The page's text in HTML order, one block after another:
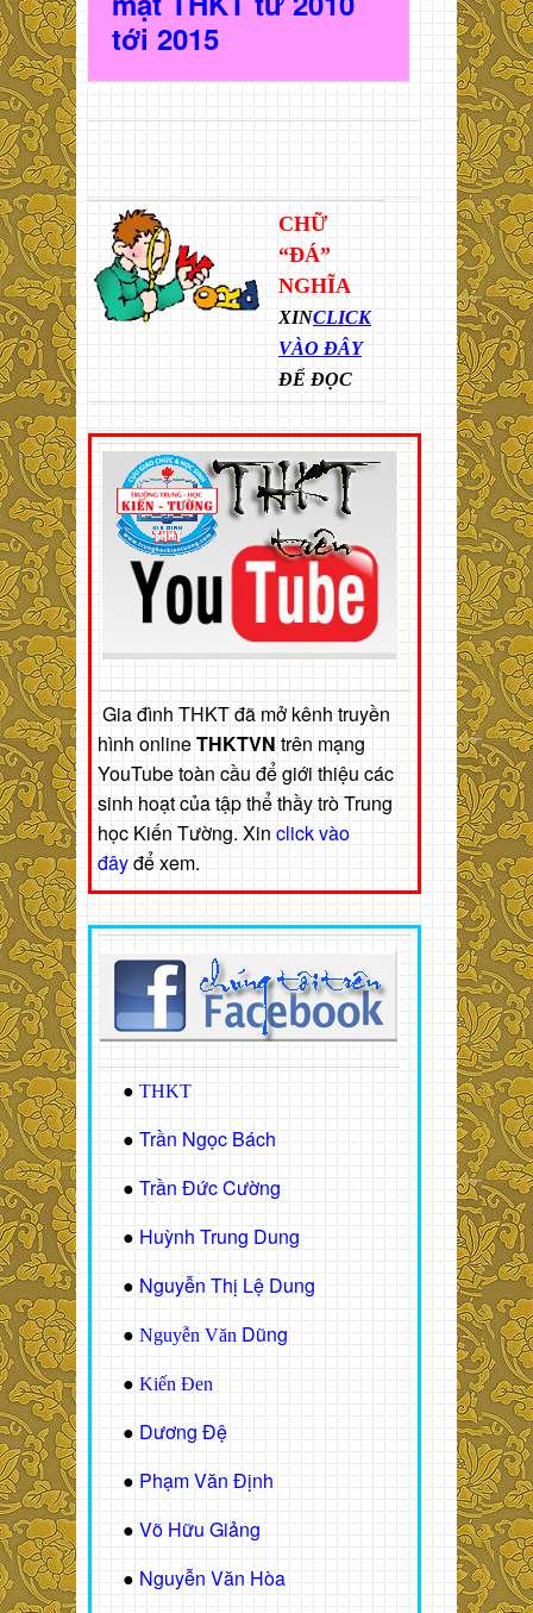
tới 2015
CHỮ
“ĐÁ”
NGHĨA
XINCLICK
VÀO ĐÂY
ĐỂ ĐỌC
Gia đình THKT đã mở kênh truyền
hình onlineTHKTVN trên mạng
YouTube toàn cầu để giới thiệu các
sinh hoạt của tập thể thầy trò Trung
học Kiến Tường. Xin click vào
đâyđể xem.
● THKT
● Trần Ngọc Bách
● Trần Đức Cường
● Huỳnh Trung Dung
● Nguyễn Thị Lệ Dung
● Nguyễn Văn Dũng
● Kiến Đen
● Dương Đệ
● Phạm Văn Định
● Võ Hữu Giảng
● Nguyễn Văn Hòa